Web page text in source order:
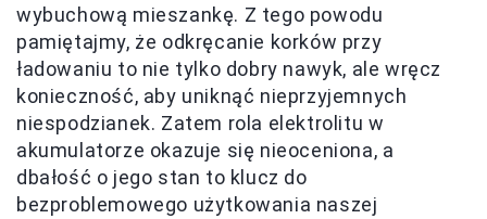
wybuchową mieszankę. Z tego powodu
pamiętajmy, że odkręcanie korków przy
ładowaniu to nie tylko dobry nawyk, ale wręcz
konieczność, aby uniknąć nieprzyjemnych
niespodzianek. Zatem rola elektrolitu w
akumulatorze okazuje się nieoceniona, a
dbałość o jego stan to klucz do
bezproblemowego użytkowania naszej